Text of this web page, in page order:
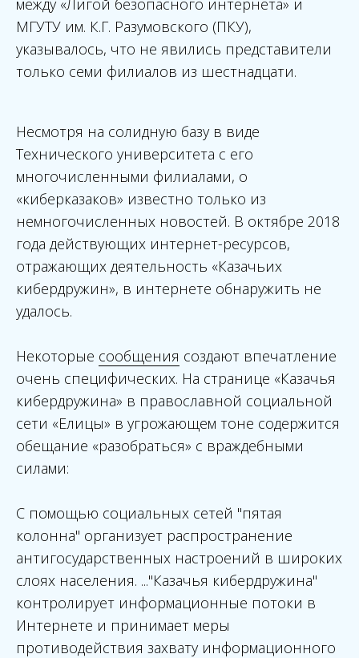
между «Лигой безопасного интернета» и
МГУТУ им. К.Г. Разумовского (ПКУ),
указывалось, что не явились представители
только семи филиалов из шестнадцати.
Несмотря на солидную базу в виде
Технического университета с его
многочисленными филиалами, о
«киберказаков» известно только из
немногочисленных новостей. В октябре 2018
года действующих интернет-ресурсов,
отражающих деятельность «Казачьих
кибердружин», в интернете обнаружить не
удалось.
Некоторые сообщения создают впечатление
очень специфических. На странице «Казачья
кибердружина» в православной социальной
сети «Елицы» в угрожающем тоне содержится
обещание «разобраться» с враждебными
силами:
С помощью социальных сетей "пятая
колонна" организует распространение
антигосударственных настроений в широких
слоях населения. ..."Казачья кибердружина"
контролирует информационные потоки в
Интернете и принимает меры
противодействия захвату информационного